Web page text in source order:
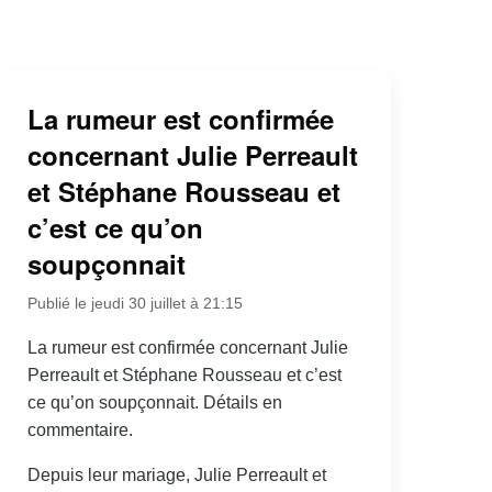
La rumeur est confirmée
concernant Julie Perreault
et Stéphane Rousseau et
c’est ce qu’on
soupçonnait
Publié le jeudi 30 juillet à 21:15
La rumeur est confirmée concernant Julie
Perreault et Stéphane Rousseau et c’est
ce qu’on soupçonnait. Détails en
commentaire.
Depuis leur mariage, Julie Perreault et